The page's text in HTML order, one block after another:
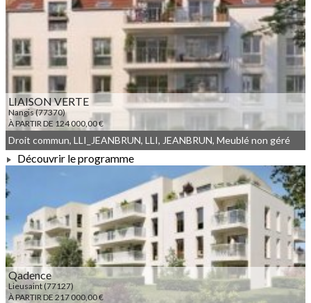
À PARTIR DE 205 242,00 €
LIAISON VERTE
Nangis (77370)
À PARTIR DE 124 000,00 €
À PARTIR DE 124 000,00 €
Droit commun, LLI_JEANBRUN, LLI, JEANBRUN, Meublé non géré
Découvrir le programme
Qadence
Lieusaint (77127)
À PARTIR DE 217 000,00 €